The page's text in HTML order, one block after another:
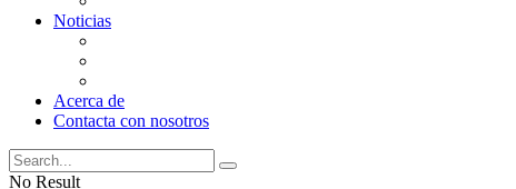
Noticias
Acerca de
Contacta con nosotros
No Result